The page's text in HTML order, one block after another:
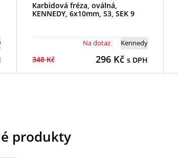
Karbidová fréza, oválná,
KENNEDY, 6x10mm, S3, SEK 9
Kennedy
Na dotaz
348 Kč 296Kč s DPH
produkty